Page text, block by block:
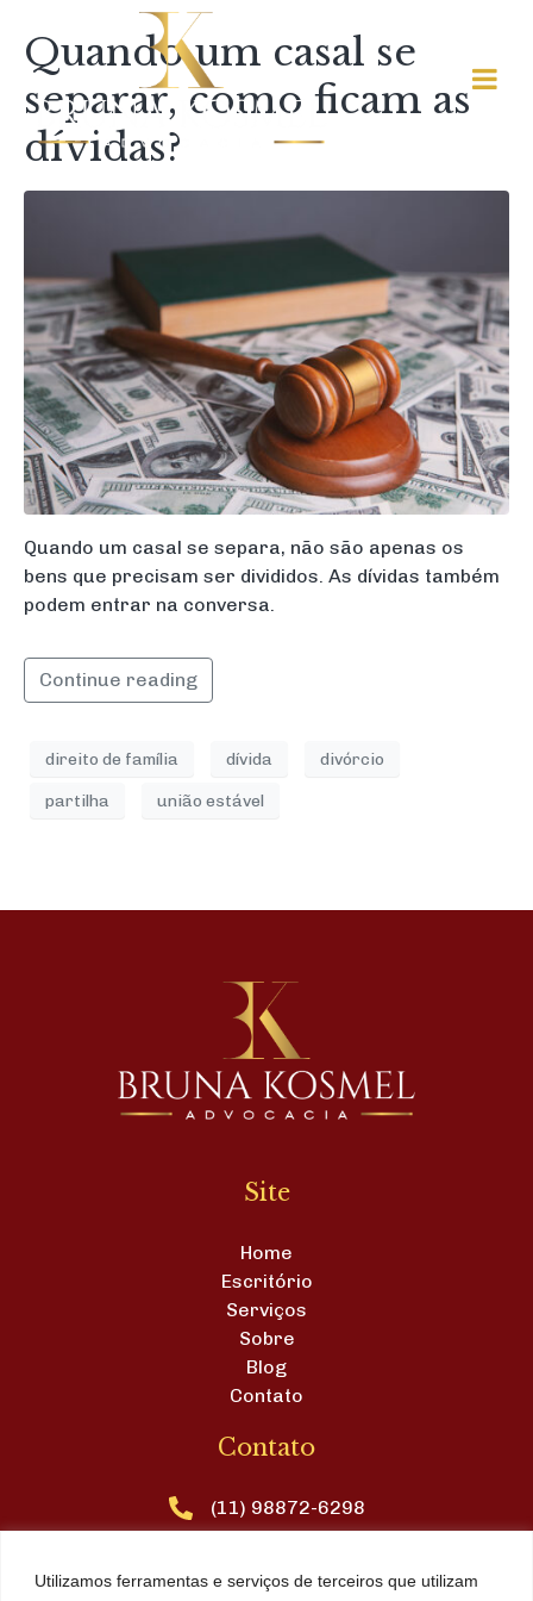
Utilizamos ferramentas e serviços de terceiros que utilizam
Quando um casal se
separar, como ficam as
dívidas?
Quando um casal se separa, não são apenas os
bens que precisam ser divididos. As dívidas também
podem entrar na conversa.
Continue reading
direito de família dívida divórcio
partilha união estável
Site
Home
Escritório
Serviços
Sobre
Blog
Contato
Contato
(11) 98872-6298
Avenida Brasil, nº 11, sala 19, Centro, Águas de